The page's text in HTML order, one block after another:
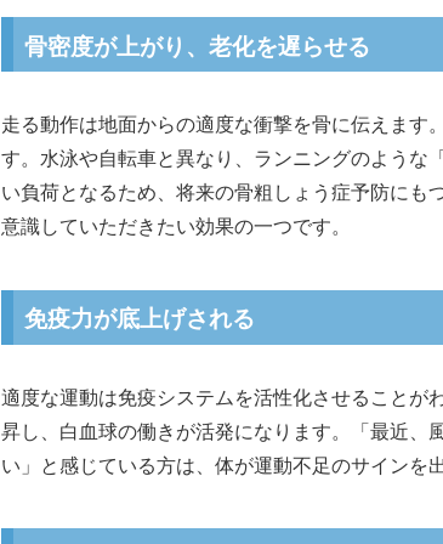
骨密度が上がり、老化を遅らせる
走る動作は地面からの適度な衝撃を骨に伝えます
す。水泳や自転車と異なり、ランニングのような
い負荷となるため、将来の骨粗しょう症予防にも
意識していただきたい効果の一つです。
免疫力が底上げされる
適度な運動は免疫システムを活性化させることが
昇し、白血球の働きが活発になります。「最近、
い」と感じている方は、体が運動不足のサインを